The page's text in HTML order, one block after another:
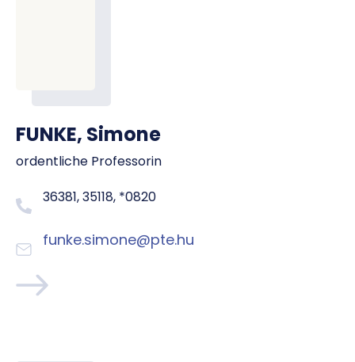
FUNKE, Simone
ordentliche Professorin
36381, 35118, *0820
funke.simone@pte.hu